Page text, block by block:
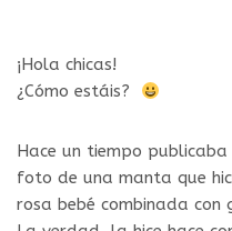
¡Hola chicas!
¿Cómo estáis?
Hace un tiempo
foto de una manta que
rosa bebé combinada con